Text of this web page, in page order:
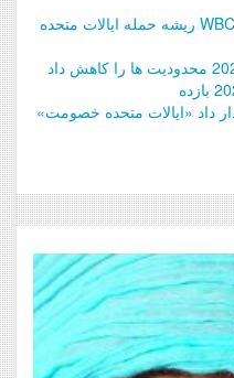
(LEAD) تیم بیسبال کره جنوبی با WBC ریشه حمله ایالات متحده
داد «ایالات متحده خصومت»